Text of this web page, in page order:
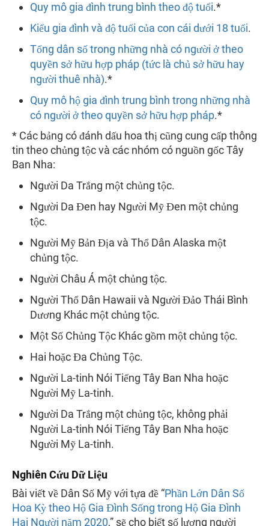
Quy mô gia đình trung bình theo độ tuổi.*
Kiểu gia đình và độ tuổi của con cái dưới 18 tuổi.
Tổng dân số trong những nhà có người ở theo
quyền sở hữu hợp pháp (tức là chủ sở hữu hay
người thuê nhà).*
Quy mô hộ gia đình trung bình trong những nhà
có người ở theo quyền sở hữu hợp pháp.*
* Các bảng có đánh dấu hoa thị cũng cung cấp thông
tin theo chủng tộc và các nhóm có nguồn gốc Tây
Ban Nha:
Người Da Trắng một chủng tộc.
Người Da Đen hay Người Mỹ Đen một chủng
tộc.
Người Mỹ Bản Địa và Thổ Dân Alaska một
chủng tộc.
Người Châu Á một chủng tộc.
Người Thổ Dân Hawaii và Người Đảo Thái Bình
Dương Khác một chủng tộc.
Một Số Chủng Tộc Khác gồm một chủng tộc.
Hai hoặc Đa Chủng Tộc.
Người La-tinh Nói Tiếng Tây Ban Nha hoặc
Người Mỹ La-tinh.
Người Da Trắng một chủng tộc, không phải
Người La-tinh Nói Tiếng Tây Ban Nha hoặc
Người Mỹ La-tinh.
Nghiên Cứu Dữ Liệu
Bài viết về Dân Số Mỹ với tựa đề “Phần Lớn Dân Số
Hoa Kỳ theo Hộ Gia Đình Sống trong Hộ Gia Đình
Hai Người năm 2020,” sẽ cho biết số lượng người